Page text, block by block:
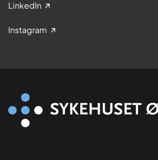
LinkedIn
Instagram